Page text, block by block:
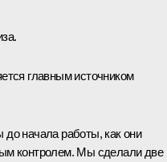
главным источником
до начала работы, как они
контролем. Мы сделали две